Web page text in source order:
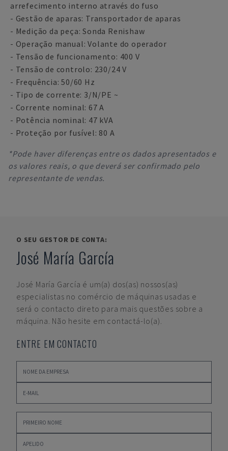
arrefecimento interno através do fuso
- Gestão de aparas: Transportador de aparas
- Medição da peça: Sonda Renishaw
- Operação manual: Volante do operador
- Tensão de funcionamento: 400 V
- Tensão de controlo: 230/24 V
- Frequência: 50/60 Hz
- Tipo de corrente: 3/N/PE ~
- Corrente nominal: 67 A
- Potência nominal: 47 kVA
- Proteção por fusível: 80 A
*Pode haver diferenças entre os dados apresentados e
os valores reais, o que deverá ser confirmado pelo
representante de vendas.
O SEU GESTOR DE CONTA:
José María García
José María García é um(a) dos(as) nossos(as)
especialistas no comércio de máquinas usadas e
será o contacto direto para mais questões sobre a
máquina. Não hesite em contactá-lo(a).
ENTRE EM CONTACTO